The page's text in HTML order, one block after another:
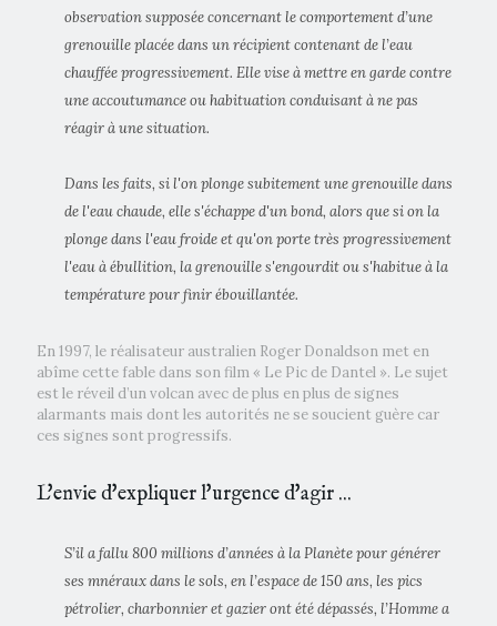
observation supposée concernant le comportement d’une
grenouille placée dans un récipient contenant de l’eau
chauffée progressivement. Elle vise à mettre en garde contre
une accoutumance ou habituation conduisant à ne pas
réagir à une situation.
Dans les faits, si l'on plonge subitement une grenouille dans
de l'eau chaude, elle s'échappe d'un bond, alors que si on la
plonge dans l'eau froide et qu'on porte très progressivement
l'eau à ébullition, la grenouille s'engourdit ou s'habitue à la
température pour finir ébouillantée.
En 1997, le réalisateur australien Roger Donaldson met en
abîme cette fable dans son film « Le Pic de Dantel ». Le sujet
est le réveil d’un volcan avec de plus en plus de signes
alarmants mais dont les autorités ne se soucient guère car
ces signes sont progressifs.
L'envie d'expliquer l'urgence d'agir ...
S’il a fallu 800 millions d’années à la Planète pour générer
ses mnéraux dans le sols, en l’espace de 150 ans, les pics
pétrolier, charbonnier et gazier ont été dépassés, l’Homme a